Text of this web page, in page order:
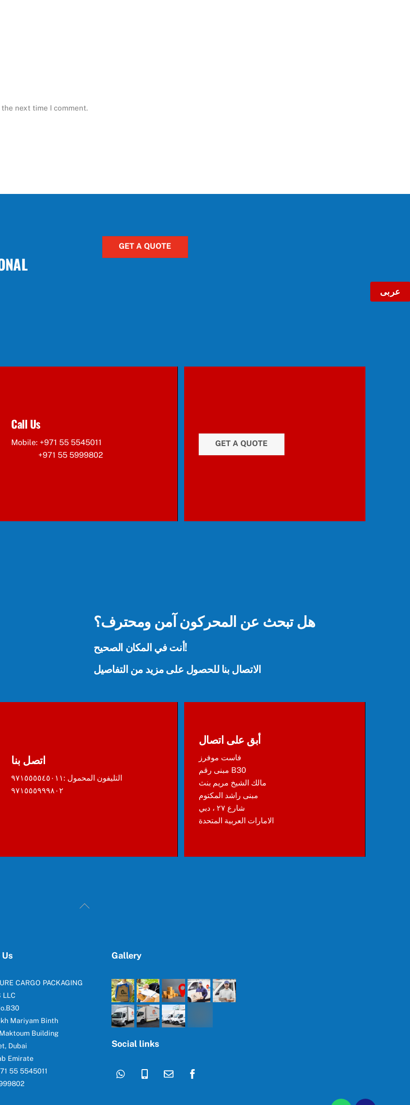
next time I comment.
GET A QUOTE
Call Us
Mobile: +971 55 5545011
+971 55 5999802
GET A QUOTE
هل تبحث عن المحركون آمن ومحترف؟
أنت في المكان الصحيح!
الاتصال بنا للحصول على مزيد من التفاصيل
اتصل بنا
التليفون المحمول :٩٧١٥٥٥٥٤٥٠١١
٩٧١٥٥٥٩٩٩٨٠٢
أبق على اتصال
فاست موفرز
مبنى رقم B30
مالك الشيخ مريم بنث
مبنى راشد المكتوم
شارع ٢٧ ، دبي
الامارات العربية المتحدة
Back
عربى
CARGO PACKAGING
LLC
Mariyam Binth
Building
Dubai
Emirate
55 5545011
Gallery
Social links